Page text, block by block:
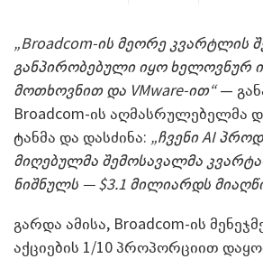
„Broadcom-ის მეორე კვარტლის
განპირობებული იყო ხელოვნურ
მოთხოვნით და VMware-ით“—
Broadcom-ის აღმასრულებელმა
ტანმა და დასძინა: „ჩვენი AI
მიღებულმა შემოსავალმა
ნიშნულს — $3.1 მილიარდს
გარდა ამისა, Broadcom-ის
აქციების 1/10 პროპორციით